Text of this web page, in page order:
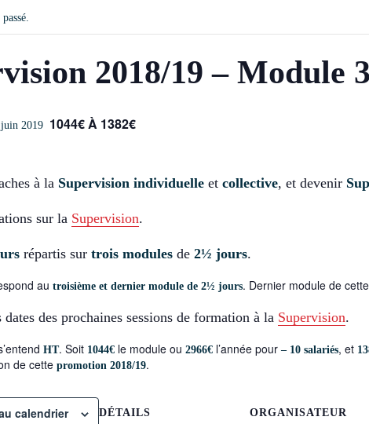
2018/19 – Module 3
2019 1044€ À 1382€
à la Supervision individuelle et collective, et devenir
sur la Supervision.
répartis sur trois modules de 2½ jours.
au troisième et dernier module de 2½ jours. Dernier module de
des prochaines sessions de formation à la Supervision.
HT. Soit 1044€ le module ou 2966€ l’année pour – 10 salariés, et
de cette promotion 2018/19.
calendrier
DÉTAILS
ORGANISATEUR